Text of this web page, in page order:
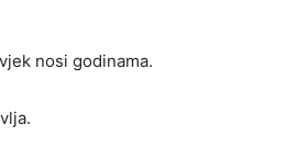
nosi godinama.